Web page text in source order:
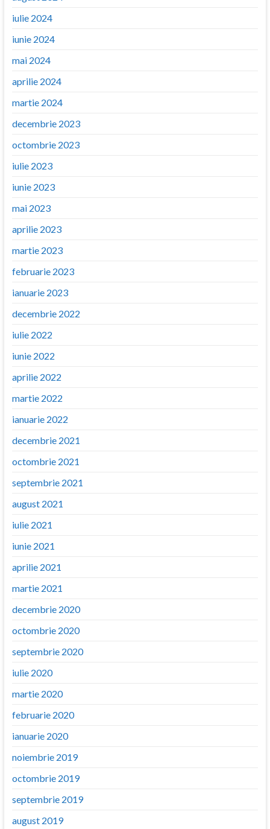
iulie 2024
iunie 2024
mai 2024
aprilie 2024
martie 2024
decembrie 2023
octombrie 2023
iulie 2023
iunie 2023
mai 2023
aprilie 2023
martie 2023
februarie 2023
ianuarie 2023
decembrie 2022
iulie 2022
iunie 2022
aprilie 2022
martie 2022
ianuarie 2022
decembrie 2021
octombrie 2021
septembrie 2021
august 2021
iulie 2021
iunie 2021
aprilie 2021
martie 2021
decembrie 2020
octombrie 2020
septembrie 2020
iulie 2020
martie 2020
februarie 2020
ianuarie 2020
noiembrie 2019
octombrie 2019
septembrie 2019
august 2019